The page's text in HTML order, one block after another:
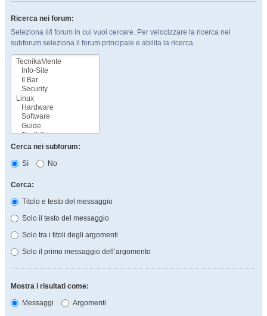
Ricerca nei forum:
Seleziona il/i forum in cui vuoi cercare. Per velocizzare la ricerca nei
subforum seleziona il forum principale e abilita la ricerca.
Cerca nei subforum:
Sì
No
Cerca:
Titolo e testo del messaggio
Solo il testo del messaggio
Solo tra i titoli degli argomenti
Solo il primo messaggio dell’argomento
Mostra i risultati come:
Messaggi
Argomenti